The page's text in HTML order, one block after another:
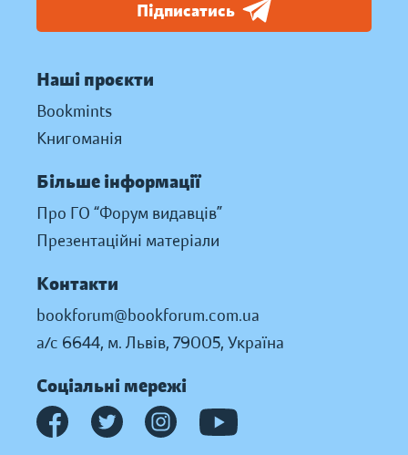
Підписатись
Наші проєкти
Bookmints
Книгоманія
Більше інформації
Про ГО “Форум видавців”
Презентаційні матеріали
Контакти
bookforum@bookforum.com.ua
а/с 6644, м. Львів, 79005, Україна
Соціальні мережі